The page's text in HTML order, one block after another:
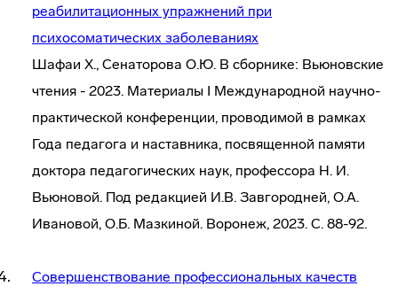
реабилитационных упражнений при
психосоматических заболеваниях
Шафаи Х., Сенаторова О.Ю. В сборнике: Вьюновские
чтения - 2023. Материалы I Международной научно-
практической конференции, проводимой в рамках
Года педагога и наставника, посвященной памяти
доктора педагогических наук, профессора Н. И.
Вьюновой. Под редакцией И.В. Завгородней, О.А.
Ивановой, О.Б. Мазкиной. Воронеж, 2023. С. 88-92.
Совершенствование профессиональных качеств